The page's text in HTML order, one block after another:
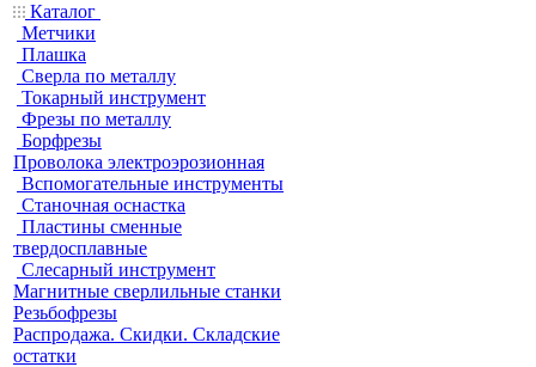
Каталог
Метчики
Плашка
Сверла по металлу
Токарный инструмент
Фрезы по металлу
Борфрезы
Проволока электроэрозионная
Вспомогательные инструменты
Станочная оснастка
Пластины сменные
твердосплавные
Слесарный инструмент
Магнитные сверлильные станки
Резьбофрезы
Распродажа. Скидки. Складские
остатки